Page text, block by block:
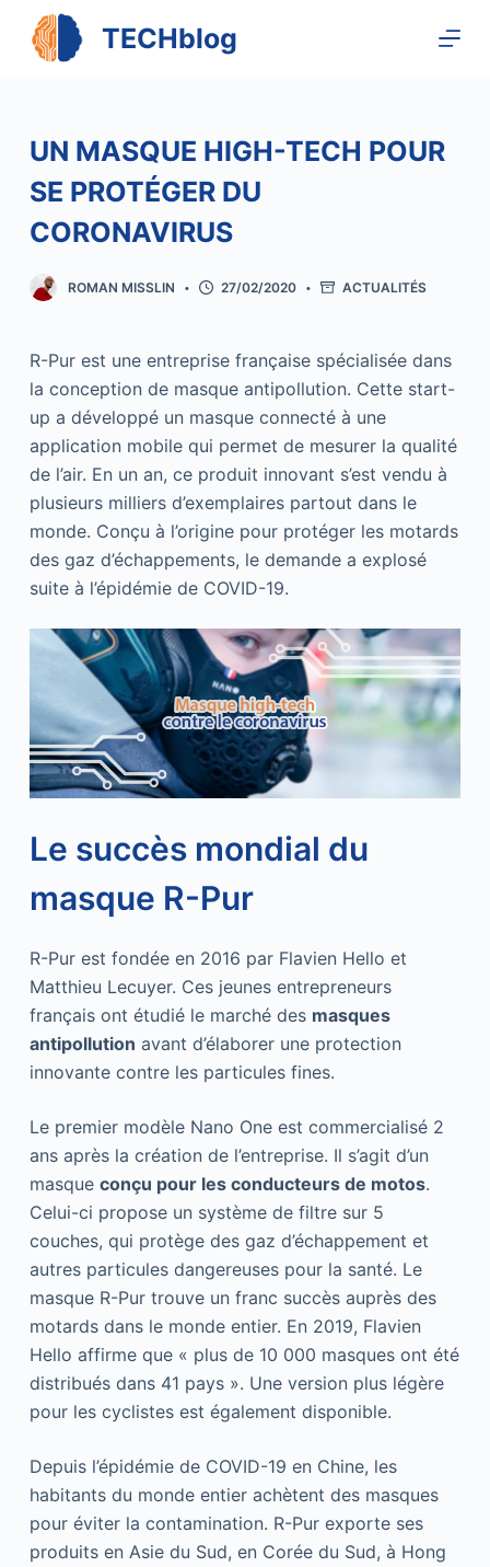
e
a
u
o
e
n
u
TECHblog
UN MASQUE HIGH-TECH POUR
SE PROTÉGER DU
CORONAVIRUS
ROMAN MISSLIN 27/02/2020 ACTUALITÉS
R-Pur est une entreprise française spécialisée dans
la conception de masque antipollution. Cette start-
up a développé un masque connecté à une
application mobile qui permet de mesurer la qualité
de l’air. En un an, ce produit innovant s’est vendu à
plusieurs milliers d’exemplaires partout dans le
monde. Conçu à l’origine pour protéger les motards
des gaz d’échappements, le demande a explosé
suite à l’épidémie de COVID-19.
Le succès mondial du
masque R-Pur
R-Pur est fondée en 2016 par Flavien Hello et
Matthieu Lecuyer. Ces jeunes entrepreneurs
français ont étudié le marché des masques
antipollution avant d’élaborer une protection
innovante contre les particules fines.
Le premier modèle Nano One est commercialisé 2
ans après la création de l’entreprise. Il s’agit d’un
masque conçu pour les conducteurs de motos.
Celui-ci propose un système de filtre sur 5
couches, qui protège des gaz d’échappement et
autres particules dangereuses pour la santé. Le
masque R-Pur trouve un franc succès auprès des
motards dans le monde entier. En 2019, Flavien
Hello affirme que « plus de 10 000 masques ont été
distribués dans 41 pays ». Une version plus légère
pour les cyclistes est également disponible.
Depuis l’épidémie de COVID-19 en Chine, les
habitants du monde entier achètent des masques
pour éviter la contamination. R-Pur exporte ses
produits en Asie du Sud, en Corée du Sud, à Hong